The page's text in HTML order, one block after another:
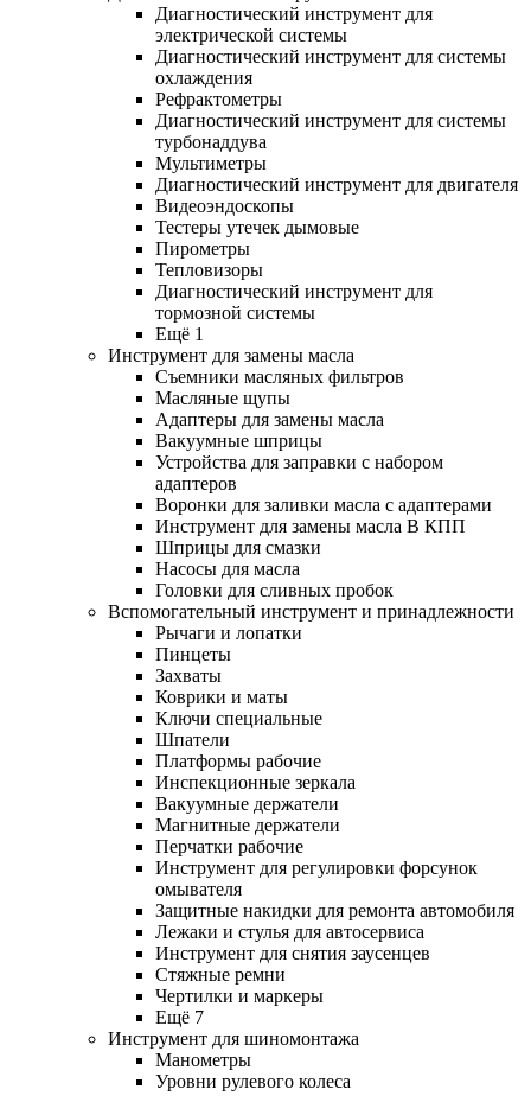
Диагностический инструмент для
электрической системы
Диагностический инструмент для системы
охлаждения
Рефрактометры
Диагностический инструмент для системы
турбонаддува
Мультиметры
Диагностический инструмент для двигателя
Видеоэндоскопы
Тестеры утечек дымовые
Пирометры
Тепловизоры
Диагностический инструмент для
тормозной системы
Ещё 1
Инструмент для замены масла
Съемники масляных фильтров
Масляные щупы
Адаптеры для замены масла
Вакуумные шприцы
Устройства для заправки с набором
адаптеров
Воронки для заливки масла с адаптерами
Инструмент для замены масла В КПП
Шприцы для смазки
Насосы для масла
Головки для сливных пробок
Вспомогательный инструмент и принадлежности
Рычаги и лопатки
Пинцеты
Захваты
Коврики и маты
Ключи специальные
Шпатели
Платформы рабочие
Инспекционные зеркала
Вакуумные держатели
Магнитные держатели
Перчатки рабочие
Инструмент для регулировки форсунок
омывателя
Защитные накидки для ремонта автомобиля
Лежаки и стулья для автосервиса
Инструмент для снятия заусенцев
Стяжные ремни
Чертилки и маркеры
Ещё 7
Инструмент для шиномонтажа
Манометры
Уровни рулевого колеса